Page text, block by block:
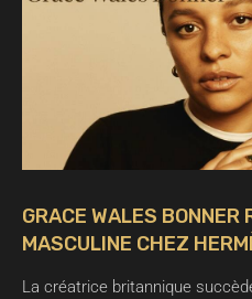
GRACE WALES BONNER
MASCULINE CHEZ
La créatrice britannique